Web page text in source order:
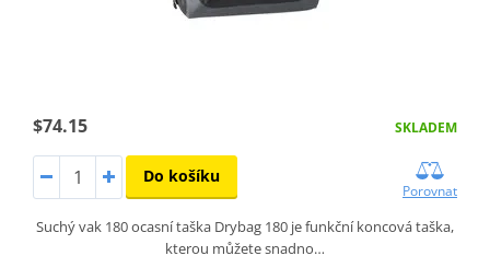
$74.15 SKLADEM
Do košíku
Porovnat
Suchý vak 180 ocasní taška Drybag 180 je funkční koncová taška,
kterou můžete snadno…